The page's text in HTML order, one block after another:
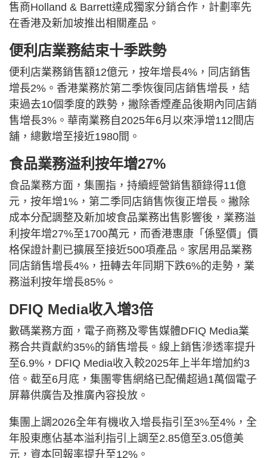
售商Holland & Barrett達成獨家分銷合作，計劃率先
在香港及新加坡推出相關產品。
便利店業務結束十季跌勢
便利店業務銷售額12億元，按年增長4%，同店銷售
增長2%。香港業務於第二季恢復同店銷售增長，結
束過去10個季度的跌勢，撇除香煙產品後期內同店銷
售增長3%。華南業務自2025年6月以來淨增112間店
舖，總數增至接近1980間。
食品業務溢利按年增27%
食品業務方面，集團指，持續經營銷售額錄得11億
元，按年增1%，第二季同店銷售恢復正增長。撇除
成本分配調整及新加坡食品業務出售影響後，業務溢
利按年增27%至1700萬元，而香港惠康「係堅價」價
格保證計劃已擴展至接近500項產品。家居用品業務
同店銷售增長4%，扭轉去年同期下跌6%的走勢，業
務溢利按年增長85%。
DFIQ Media收入增3倍
數碼業務方面，電子商務及零售媒體DFIQ Media業
務合共貢獻約35%的銷售增長。線上銷售滲透率提升
至6.9%，DFIQ Media收入較2025年上半年增加約3
倍。截至6月底，集團零售網絡已配備超過1萬個電子
屏幕供廣告及推廣內容投放。
集團上調2026全年有機收入增長指引至3%至4%，全
年股東應佔基本溢利指引上調至2.85億至3.05億美
元，資本回報率提升至12%。